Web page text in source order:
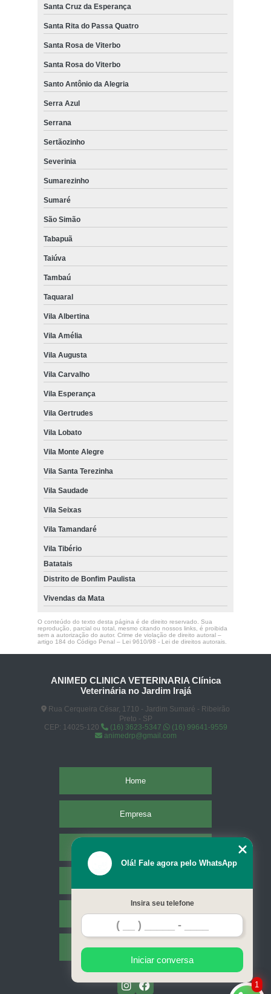
Santa Cruz da Esperança
Santa Rita do Passa Quatro
Santa Rosa de Viterbo
Santa Rosa do Viterbo
Santo Antônio da Alegria
Serra Azul
Serrana
Sertãozinho
Severinia
Sumarezinho
Sumaré
São Simão
Tabapuã
Taiúva
Tambaú
Taquaral
Vila Albertina
Vila Amélia
Vila Augusta
Vila Carvalho
Vila Esperança
Vila Gertrudes
Vila Lobato
Vila Monte Alegre
Vila Santa Terezinha
Vila Saudade
Vila Seixas
Vila Tamandaré
Vila Tibério
Batatais
Distrito de Bonfim Paulista
Vivendas da Mata
O conteúdo do texto desta página é de direito reservado. Sua
reprodução, parcial ou total, mesmo citando nossos links, é proibida
sem a autorização do autor. Crime de violação de direito autoral –
artigo 184 do Código Penal – Lei 9610/98 - Lei de direitos autorais.
ANIMED CLINICA VETERINARIA Clínica
Veterinária no Jardim Irajá
Rua Cerqueira César, 1710 - Jardim Sumaré - Ribeirão
Preto - SP
CEP: 14025-120
(16) 3623-5347
(16) 99641-9559
animedrp@gmail.com
Home
Empresa
Contato
Mapa do site
1
Olá! Fale agora pelo WhatsApp
Insira seu telefone
Iniciar conversa